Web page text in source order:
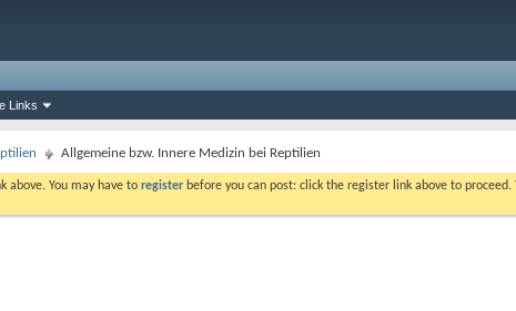
Links
Allgemeine bzw. Innere Medizin bei Reptilien
above. You may have to register before you can post: click the register link above to